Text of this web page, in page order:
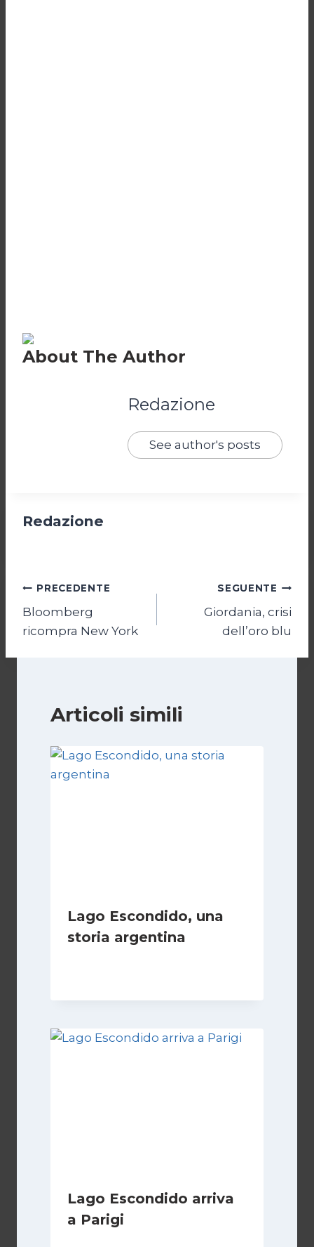
About The Author
Redazione
See author's posts
Redazione
Navigazione
articoli
PRECEDENTE
Bloomberg
ricompra New York
SEGUENTE
Giordania, crisi
dell’oro blu
Articoli simili
Lago Escondido, una
storia argentina
Lago Escondido arriva
a Parigi